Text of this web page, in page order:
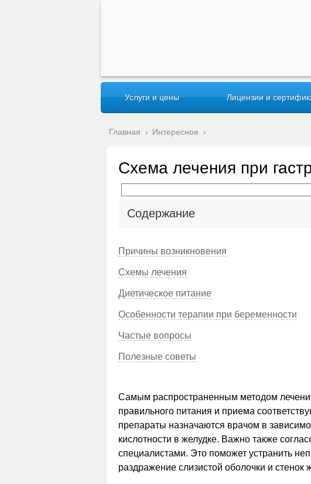
Услуги и цены Лицензии и
Главная › Интересное ›
Схема лечения при
Содержание
Причины возникновения
Схемы лечения
Диетическое питание
Особенности терапии при беременности
Частые вопросы
Полезные советы
Самым распространенным методом
правильного питания и приема
препараты назначаются врачом в
кислотности в желудке. Важно также
специалистами. Это поможет устранить
раздражение слизистой оболочки и стенок